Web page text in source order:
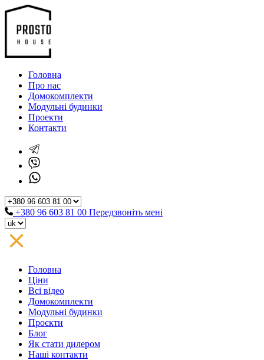
Головна
Про нас
Домокомплекти
Модульні будинки
Проекти
Контакти
+380 96 603 81 00 Передзвоніть мені
Головна
Ціни
Всі відео
Домокомплекти
Модульні будинки
Проєкти
Блог
Як стати дилером
Наші контакти